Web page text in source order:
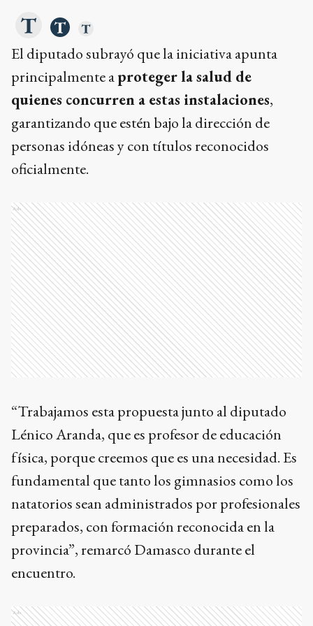
El diputado subrayó que la iniciativa apunta
principalmente aproteger la salud de
quienes concurren a estas instalaciones,
garantizando que estén bajo la dirección de
personas idóneas y con títulos reconocidos
oficialmente.
Ads
“Trabajamos esta propuesta junto al diputado
Lénico Aranda, que es profesor de educación
física, porque creemos que es una necesidad. Es
fundamental que tanto los gimnasios como los
natatorios sean administrados por profesionales
preparados, con formación reconocida en la
provincia”, remarcó Damasco durante el
encuentro.
Ads